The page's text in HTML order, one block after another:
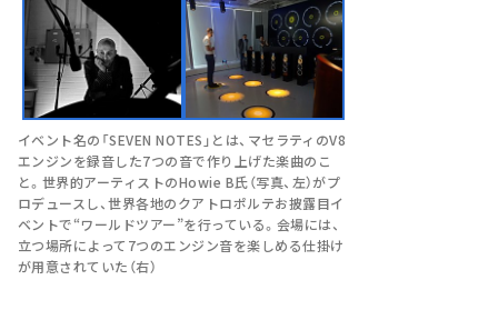
イベント名の「SEVEN NOTES」とは、マセラティのV8
エンジンを録音した7つの音で作り上げた楽曲のこ
と。世界的アーティストのHowie B氏（写真、左）がプ
ロデュースし、世界各地のクアトロポルテお披露目イ
ベントで“ワールドツアー”を行っている。会場には、
立つ場所によって7つのエンジン音を楽しめる仕掛け
が用意されていた（右）